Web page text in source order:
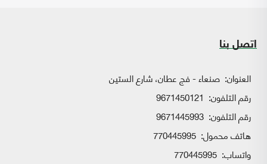
اتصل بنا
العنوان: صنعاء - فج عطان، شارع الستين
رقم التلفون: 9671450121
رقم التلفون: 9671445993
هاتف محمول: 770445995
واتساب: